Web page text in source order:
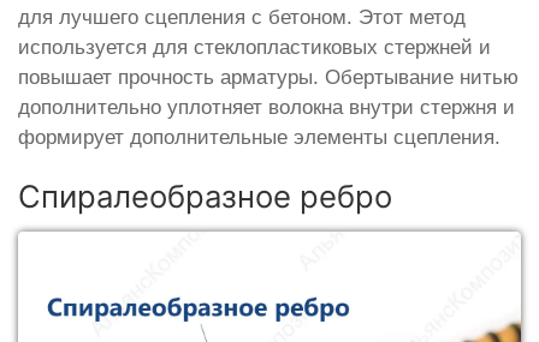
для лучшего сцепления с бетоном. Этот метод
используется для стеклопластиковых стержней и
повышает прочность арматуры. Обертывание нитью
дополнительно уплотняет волокна внутри стержня и
формирует дополнительные элементы сцепления.
Спиралеобразное ребро